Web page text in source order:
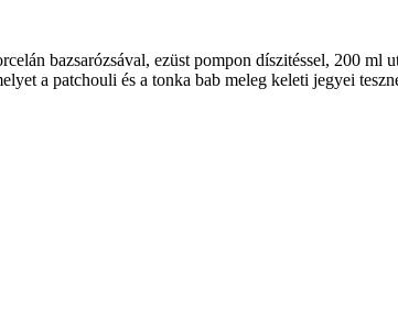
bazsarózsával, ezüst pompon díszitéssel, 200 ml
a patchouli és a tonka bab meleg keleti jegyei